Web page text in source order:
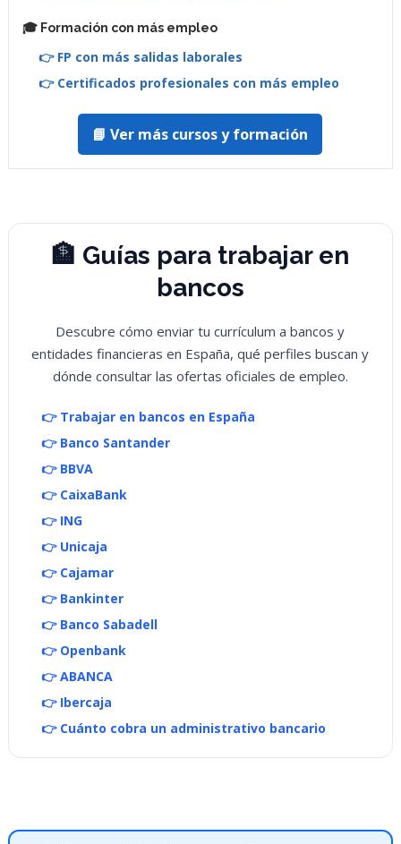
🎓 Formación con más empleo
👉 FP con más salidas laborales
👉 Certificados profesionales con más empleo
📘 Ver más cursos y formación
🏦 Guías para trabajar en
bancos
Descubre cómo enviar tu currículum a bancos y
entidades financieras en España, qué perfiles buscan y
dónde consultar las ofertas oficiales de empleo.
👉 Trabajar en bancos en España
👉 Banco Santander
👉 BBVA
👉 CaixaBank
👉 ING
👉 Unicaja
👉 Cajamar
👉 Bankinter
👉 Banco Sabadell
👉 Openbank
👉 ABANCA
👉 Ibercaja
👉 Cuánto cobra un administrativo bancario